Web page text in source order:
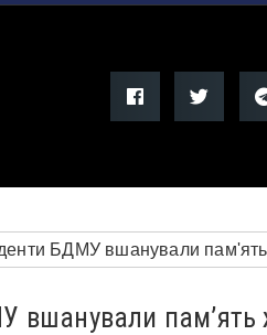
вшанували пам’ять